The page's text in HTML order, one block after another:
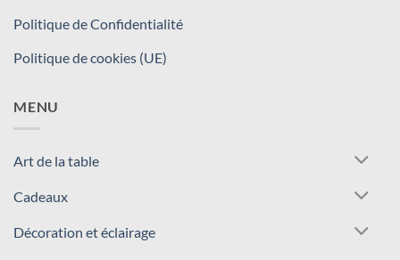
Politique de Confidentialité
Politique de cookies (UE)
MENU
Art de la table
Cadeaux
Décoration et éclairage